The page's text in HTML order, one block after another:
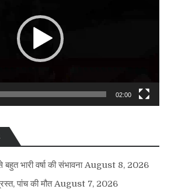
02:00
भारी वर्षा की संभावना August 8, 2026
पांच की मौत August 7, 2026